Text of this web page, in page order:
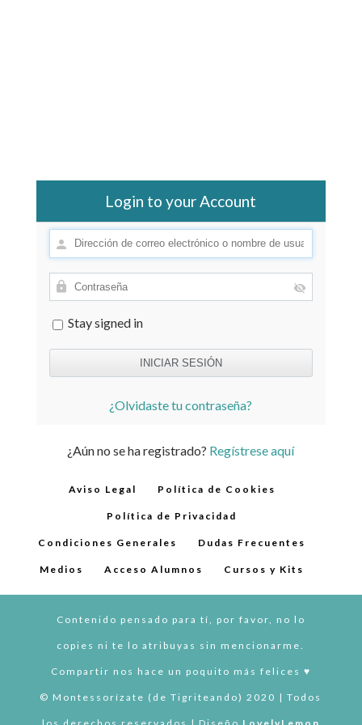
Login to your Account
Stay signed in
¿Olvidaste tu contraseña?
¿Aún no se ha registrado? Regístrese aquí
Aviso Legal Política de Cookies
Política de Privacidad
Condiciones Generales Dudas Frecuentes
Medios Acceso Alumnos Cursos y Kits
Contenido pensado para tí, por favor, no lo
copies ni te lo atribuyas sin mencionarme.
Compartir nos hace un poquito más felices ♥︎
© Montessorízate (de Tigriteando) 2020 | Todos